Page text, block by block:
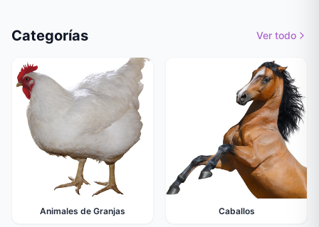
Categorías Ver todo
Animales de Granjas Caballos